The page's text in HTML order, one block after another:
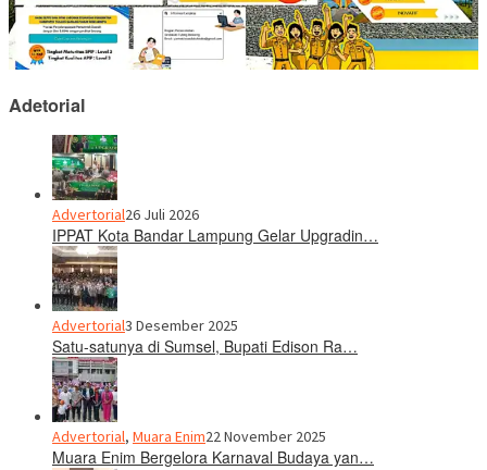
Adetorial
Advertorial26 Juli 2026
IPPAT Kota Bandar Lampung Gelar Upgradin…
Advertorial3 Desember 2025
Satu-satunya di Sumsel, Bupati Edison Ra…
Advertorial, Muara Enim22 November 2025
Muara Enim Bergelora Karnaval Budaya yan…